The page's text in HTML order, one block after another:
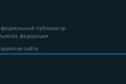
публикатор
федерации.
сайта